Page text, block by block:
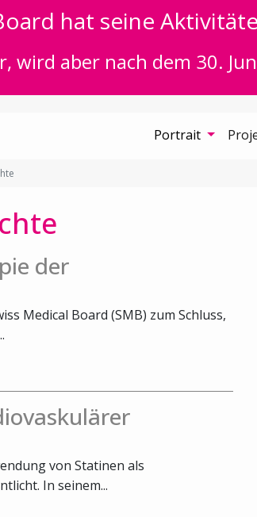
hat seine
wird aber nach dem 30.
Portrait
der
Medical Board (SMB) zum Schluss,
von Statinen als
In seinem...